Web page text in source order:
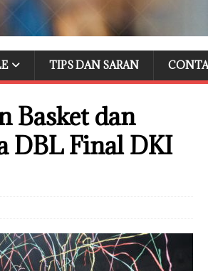
TIPS DAN SARAN
Basket dan
DBL Final DKI